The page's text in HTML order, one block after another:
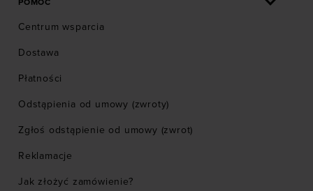
POMOC
Centrum wsparcia
Dostawa
Płatności
Odstąpienia od umowy (zwroty)
Zgłoś odstąpienie od umowy (zwrot)
Reklamacje
Jak złożyć zamówienie?